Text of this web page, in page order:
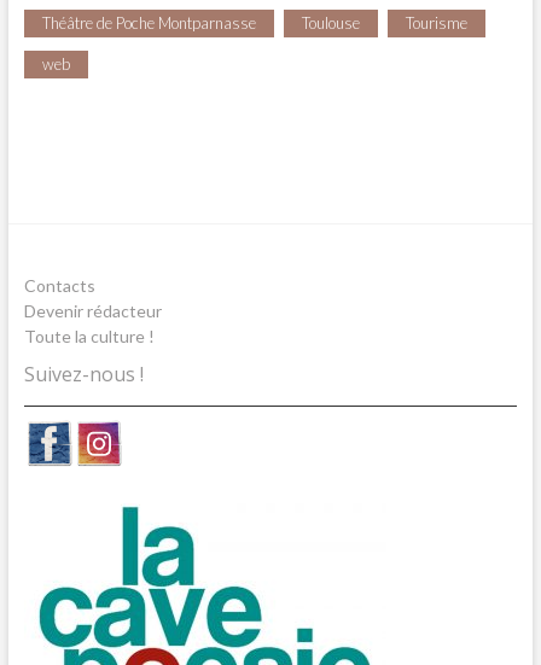
Théâtre de Poche Montparnasse Toulouse Tourisme
web
Contacts
Devenir rédacteur
Toute la culture !
Suivez-nous !